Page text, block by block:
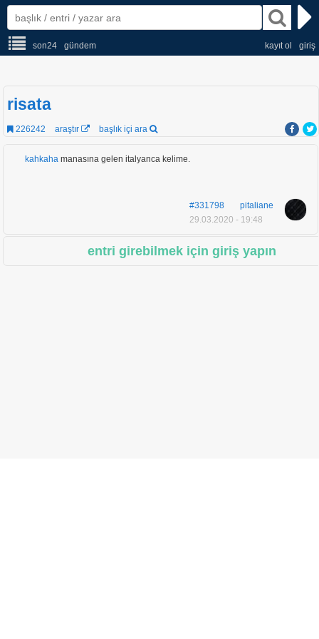
son24 gündem giriş
kayıt ol
risata
226242 araştır başlık içi ara
kahkaha manasına gelen italyanca kelime.
#331798
pitaliane
29.03.2020 - 19:48
entri girebilmek için giriş yapın